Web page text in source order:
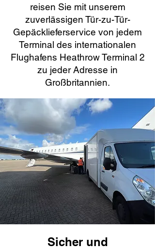
reisen Sie mit unserem
zuverlässigen Tür-zu-Tür-
Gepäcklieferservice von jedem
Terminal des internationalen
Flughafens Heathrow Terminal 2
zu jeder Adresse in
Großbritannien.
Sicher und